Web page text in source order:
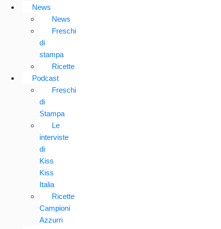
News
News
Freschi
di
stampa
Ricette
Podcast
Freschi
di
Stampa
Le
interviste
di
Kiss
Kiss
Italia
Ricette
Campioni
Azzurri